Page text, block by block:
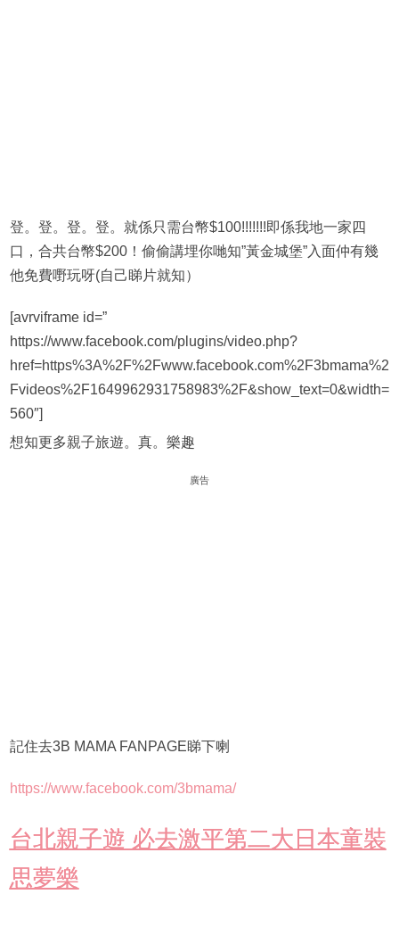
登。登。登。登。就係只需台幣$100!!!!!!!即係我地一家四
口，合共台幣$200！偷偷講埋你哋知”黃金城堡”入面仲有幾
他免費嘢玩呀(自己睇片就知）
[avrviframe id=”
https://www.facebook.com/plugins/video.php?
href=https%3A%2F%2Fwww.facebook.com%2F3bmama%2
Fvideos%2F1649962931758983%2F&show_text=0&width=
560″]
想知更多親子旅遊。真。樂趣
廣告
記住去3B MAMA FANPAGE睇下喇
https://www.facebook.com/3bmama/
台北親子遊 必去激平第二大日本童裝
思夢樂